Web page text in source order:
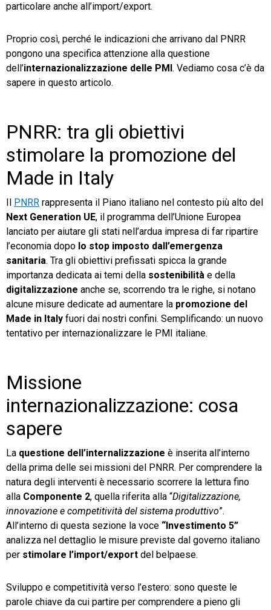
particolare anche all’import/export.
Proprio così, perché le indicazioni che arrivano dal PNRR
pongono una specifica attenzione alla questione
dell’internazionalizzazione delle PMI . Vediamo cosa c’è da
sapere in questo articolo.
PNRR: tra gli obiettivi
stimolare la promozione del
Made in Italy
PNRR rappresenta il Piano italiano nel contesto più alto del
Next Generation UE, il programma dell’Unione Europea
lanciato per aiutare gli stati nell’ardua impresa di far ripartire
l’economia dopo lo stop imposto dall’emergenza
sanitaria. Tra gli obiettivi prefissati spicca la grande
importanza dedicata ai temi della sostenibilità e della
digitalizzazione anche se, scorrendo tra le righe, si notano
alcune misure dedicate ad aumentare la promozione del
Made in Italy fuori dai nostri confini. Semplificando: un nuovo
tentativo per internazionalizzare le PMI italiane.
Missione
internazionalizzazione: cosa
sapere
La questione dell’internalizzazione è inserita all’interno
della prima delle sei missioni del PNRR. Per comprendere la
natura degli interventi è necessario scorrere la lettura fino
alla Componente 2, quella riferita alla “Digitalizzazione,
innovazione e competitività del sistema produttivo”.
All’interno di questa sezione la voce “Investimento 5”
analizza nel dettaglio le misure previste dal governo italiano
per stimolare l’import/export del belpaese.
Sviluppo e competitività verso l’estero: sono queste le
parole chiave da cui partire per comprendere a pieno gli